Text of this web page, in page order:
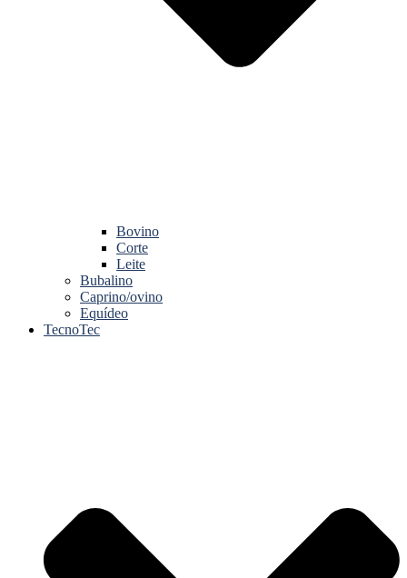
Bovino
Corte
Leite
Bubalino
Caprino/ovino
Equídeo
TecnoTec